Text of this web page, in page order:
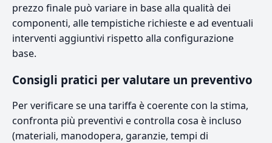
prezzo finale può variare in base alla qualità dei
componenti, alle tempistiche richieste e ad eventuali
interventi aggiuntivi rispetto alla configurazione
base.
Consigli pratici per valutare un preventivo
Per verificare se una tariffa è coerente con la stima,
confronta più preventivi e controlla cosa è incluso
(materiali, manodopera, garanzie, tempi di